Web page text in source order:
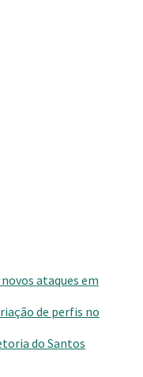
ataques em
de perfis no
do Santos